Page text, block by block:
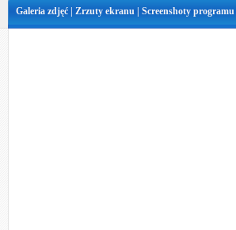
Galeria zdjęć | Zrzuty ekranu | Screenshoty programu